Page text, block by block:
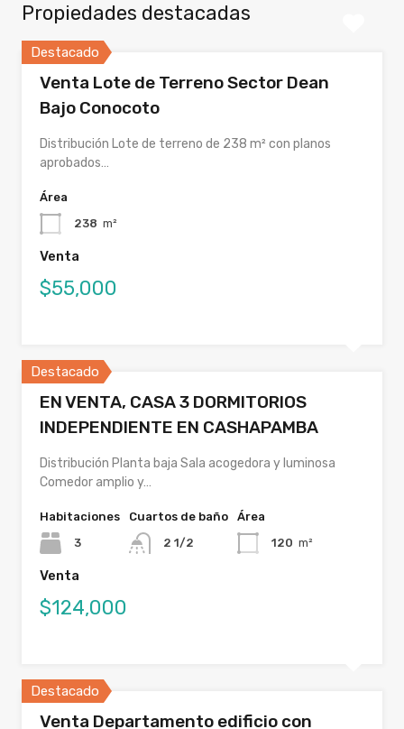
Propiedades destacadas
Destacado
Venta Lote de Terreno Sector Dean
Bajo Conocoto
Distribución Lote de terreno de 238 m² con planos
aprobados…
Área
238 m²
Venta
$55,000
Destacado
EN VENTA, CASA 3 DORMITORIOS
INDEPENDIENTE EN CASHAPAMBA
Distribución Planta baja Sala acogedora y luminosa
Comedor amplio y…
Habitaciones
3
Cuartos de baño
2 1/2
Área
120 m²
Venta
$124,000
Destacado
Venta Departamento edificio con